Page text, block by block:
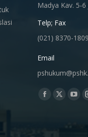
Madya Kav. 5-
Telp; Fax
(021) 8370-
Email
Find us on:
Facebook
X